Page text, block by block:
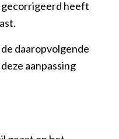
gecorrigeerd heeft
daaropvolgende
aanpassing